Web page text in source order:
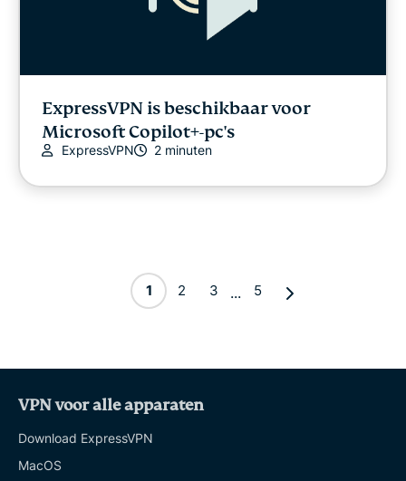
ExpressVPN is beschikbaar voor
Microsoft Copilot+-pc's
ExpressVPN 2 minuten
1 2 3 ... 5
VPN voor alle apparaten
Download ExpressVPN
MacOS